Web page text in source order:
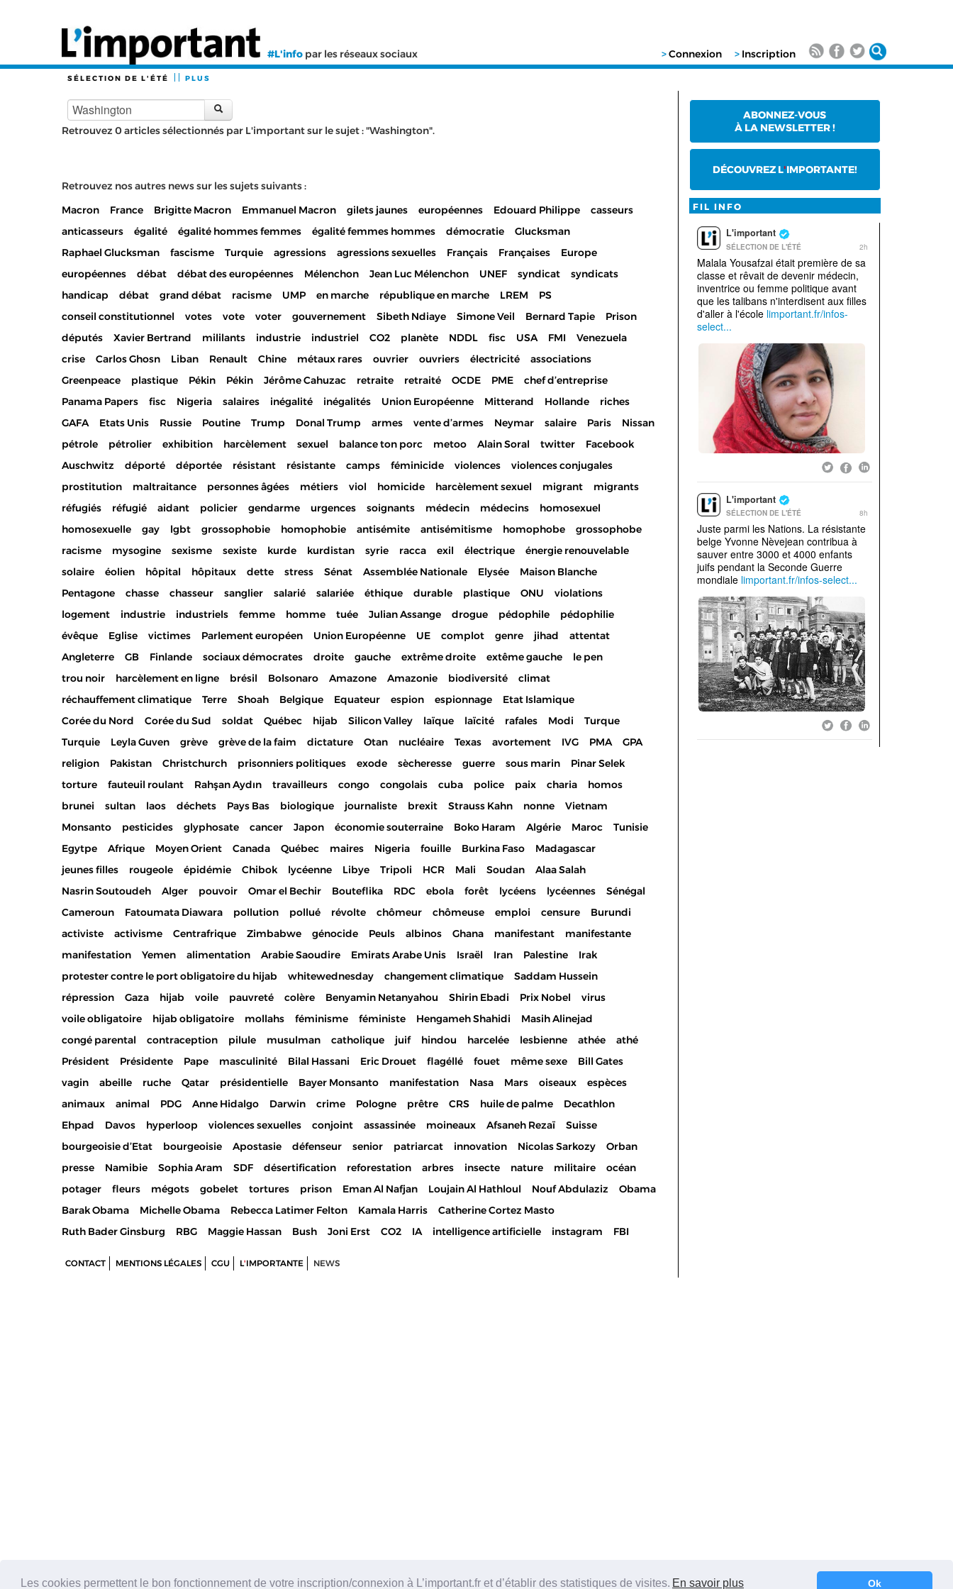
#L'info par les réseaux sociaux >Connexion > Inscription
SÉLECTION DE L'ÉTÉ PLUS
Retrouvez 0 articles sélectionnés par L'important sur le sujet : "Washington".
Retrouvez nos autres news sur les sujets suivants :
Macron
France Brigitte Macron Emmanuel Macron gilets jaunes européennes Edouard Philippe
casseurs
anticasseurs
égalité égalité hommes femmes égalité femmes hommes démocratie
Glucksman
Raphael Glucksman
fascisme Turquie agressions agressions sexuelles Français Françaises
Europe
européennes
débat débat des européennes Mélenchon Jean Luc Mélenchon UNEF syndicat
syndicats
handicap
débat grand débat racisme UMP en marche république en marche LREM
PS
conseil constitutionnel
votes vote voter gouvernement Sibeth Ndiaye Simone Veil Bernard Tapie
Prison
députés
Xavier Bertrand mililants industrie industriel CO2 planète NDDL fisc USA FMI
Venezuela
crise
Carlos Ghosn Liban Renault Chine métaux rares ouvrier ouvriers électricité
associations
Greenpeace
plastique Pékin Pékin Jérôme Cahuzac retraite retraité OCDE PME
chef d’entreprise
Panama Papers
fisc Nigeria salaires inégalité inégalités Union Européenne Mitterand Hollande
riches
GAFA
Etats Unis Russie Poutine Trump Donal Trump armes vente d’armes Neymar salaire Paris
Nissan
pétrole
pétrolier exhibition harcèlement sexuel balance ton porc metoo Alain Soral twitter
Facebook
Auschwitz
déporté déportée résistant résistante camps féminicide violences
violences conjugales
prostitution
maltraitance personnes âgées métiers viol homicide harcèlement sexuel migrant
migrants
réfugiés
réfugié aidant policier gendarme urgences soignants médecin médecins
homosexuel
homosexuelle
gay lgbt grossophobie homophobie antisémite antisémitisme homophobe
grossophobe
racisme
mysogine sexisme sexiste kurde kurdistan syrie racca exil électrique
énergie renouvelable
solaire
éolien hôpital hôpitaux dette stress Sénat Assemblée Nationale Elysée
Maison Blanche
Pentagone
chasse chasseur sanglier salarié salariée éthique durable plastique ONU
violations
logement
industrie industriels femme homme tuée Julian Assange drogue pédophile
pédophilie
évêque
Eglise victimes Parlement européen Union Européenne UE complot genre jihad
attentat
Angleterre
GB Finlande sociaux démocrates droite gauche extrême droite extême gauche
le pen
trou noir
harcèlement en ligne brésil Bolsonaro Amazone Amazonie biodiversité
climat
réchauffement climatique
Terre Shoah Belgique Equateur espion espionnage
Etat Islamique
Corée du Nord
Corée du Sud soldat Québec hijab Silicon Valley laïque laïcité rafales Modi
Turque
Turquie
Leyla Guven grève grève de la faim dictature Otan nucléaire Texas avortement IVG PMA
GPA
religion
Pakistan Christchurch prisonniers politiques exode sècheresse guerre sous marin
Pinar Selek
torture
fauteuil roulant Rahşan Aydın travailleurs congo congolais cuba police paix charia
homos
brunei
sultan laos déchets Pays Bas biologique journaliste brexit Strauss Kahn nonne
Vietnam
Monsanto
pesticides glyphosate cancer Japon économie souterraine Boko Haram Algérie Maroc
Tunisie
Egytpe
Afrique Moyen Orient Canada Québec maires Nigeria fouille Burkina Faso
Madagascar
jeunes filles
rougeole épidémie Chibok lycéenne Libye Tripoli HCR Mali Soudan
Alaa Salah
Nasrin Soutoudeh
Alger pouvoir Omar el Bechir Bouteflika RDC ebola forêt lycéens lycéennes
Sénégal
Cameroun
Fatoumata Diawara pollution pollué révolte chômeur chômeuse emploi censure
Burundi
activiste
activisme Centrafrique Zimbabwe génocide Peuls albinos Ghana manifestant
manifestante
manifestation
Yemen alimentation Arabie Saoudire Emirats Arabe Unis Israël Iran Palestine
Irak
protester contre le port obligatoire du hijab
whitewednesday changement climatique
Saddam Hussein
répression
Gaza hijab voile pauvreté colère Benyamin Netanyahou Shirin Ebadi Prix Nobel
virus
voile obligatoire
hijab obligatoire mollahs féminisme féministe Hengameh Shahidi
Masih Alinejad
congé parental
contraception pilule musulman catholique juif hindou harcelée lesbienne athée
athé
Président
Présidente Pape masculinité Bilal Hassani Eric Drouet flagéllé fouet même sexe
Bill Gates
vagin
abeille ruche Qatar présidentielle Bayer Monsanto manifestation Nasa Mars oiseaux
espèces
animaux
animal PDG Anne Hidalgo Darwin crime Pologne prêtre CRS huile de palme
Decathlon
Ehpad
Davos hyperloop violences sexuelles conjoint assassinée moineaux Afsaneh Rezaï
Suisse
bourgeoisie d’Etat
bourgeoisie Apostasie défenseur senior patriarcat innovation Nicolas Sarkozy
Orban
presse
Namibie Sophia Aram SDF désertification reforestation arbres insecte nature militaire
océan
potager
fleurs mégots gobelet tortures prison Eman Al Nafjan Loujain Al Hathloul Nouf Abdulaziz
Obama
Barak Obama
Michelle Obama Rebecca Latimer Felton Kamala Harris
Catherine Cortez Masto
Ruth Bader Ginsburg
RBG Maggie Hassan Bush Joni Erst CO2 IA intelligence artificielle instagram FBI
CONTACT MENTIONS LÉGALES CGU L'IMPORTANTE NEWS
ABONNEZ-VOUS
À LA NEWSLETTER !
DÉCOUVREZ L'IMPORTANTE!
FIL INFO
Les cookies permettent le bon fonctionnement de votre inscription/connexion à L’important.fr et d’établir des statistiques de visites. En savoir plus Ok